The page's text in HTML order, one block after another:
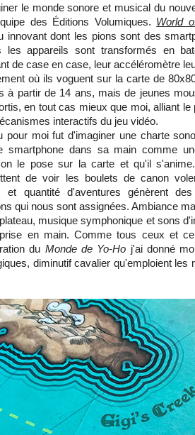
le monde sonore et musical du
des Éditions Volumiques. World
innovant dont les pions sont des
les appareils sont transformés en
de case en case, leur accéléromètre
où ils voguent sur la carte de
à partir de 14 ans, mais de jeunes
en tout cas mieux que moi, alliant le
interactifs du jeu vidéo.
pour moi fut d'imaginer une charte
smartphone dans sa main comme
le pose sur la carte et qu'il
de voir les boulets de canon
et quantité d'aventures génèrent
qui nous sont assignées. Ambiance
musique symphonique et sons
en main. Comme tous ceux et
du Monde de Yo-Ho j'ai donné
diminutif cavalier qu'emploient les